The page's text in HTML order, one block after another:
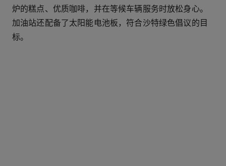
炉的糕点、优质咖啡，并在等候车辆服务时放松身心。
加油站还配备了太阳能电池板，符合沙特绿色倡议的目
标。